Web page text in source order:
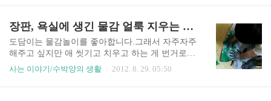
사 들르셨다며온 김에 부동산에 들러 시세도 알아
보고 오셨는데말씀하시는 금액이 제가 알..
구작업을 도와드렸는데요도담이도 아빠를 따라가
겠다고 울고불고 하는 통에저와 도담이도 따라 나
섰습니다. 비닐은 어디론가 날아가 버리고 뼈대만
남은 하우스...근데 그 뼈대마저도 심하게 휘거나
뽑혀서 엉망이었습니다. 바람이 얼마나 세게 불었
장판, 욕실에 생긴 물감 얼룩 지우는 효과적인 방법
도담이는 물감놀이를 좋아합니다.그래서 자주자주
해주고 싶지만 애 씻기고 치우고 하는 게 번거로워
서 가끔씩만 하게 해준답니다. 방에서 할 땐 신문이
사는 이야기/수박양의 생활 2012. 8. 29. 05:50